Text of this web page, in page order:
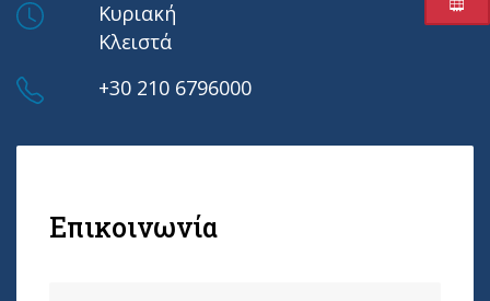
Κυριακή
Κλειστά
+30 210 6796000
Επικοινωνία